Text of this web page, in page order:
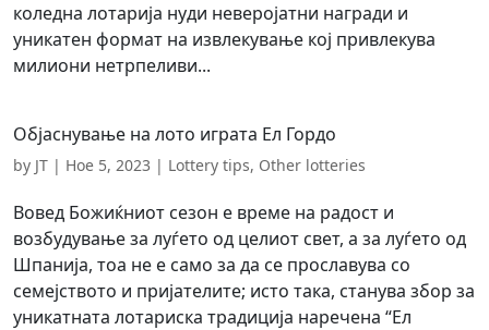
коледна лотарија нуди неверојатни награди и
уникатен формат на извлекување кој привлекува
милиони нетрпеливи...
Објаснување на лото играта Ел Гордо
by JT | Ное 5, 2023 | Lottery tips, Other lotteries
Вовед Божиќниот сезон е време на радост и
возбудување за луѓето од целиот свет, а за луѓето од
Шпанија, тоа не е само за да се прославува со
семејството и пријателите; исто така, станува збор за
уникатната лотариска традиција наречена “Ел